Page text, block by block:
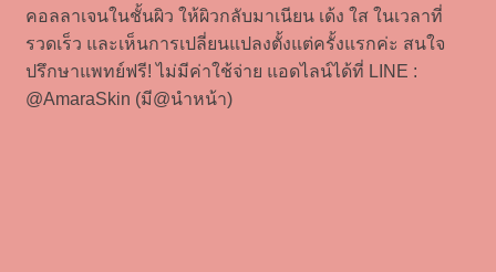
คอลลาเจนในชั้นผิว ให้ผิวกลับมาเนียน เด้ง ใส ในเวลาที่
รวดเร็ว และเห็นการเปลี่ยนแปลงตั้งแต่ครั้งแรกค่ะ สนใจ
ปรึกษาแพทย์ฟรี! ไม่มีค่าใช้จ่าย แอดไลน์ได้ที่ LINE :
@AmaraSkin (มี@นำหน้า)